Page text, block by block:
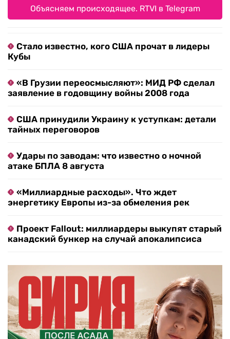
Объясняем происходящее. RTVI в Telegram
Стало известно, кого США прочат в лидеры
Кубы
«В Грузии переосмысляют»: МИД РФ сделал
заявление в годовщину войны 2008 года
США принудили Украину к уступкам: детали
тайных переговоров
Удары по заводам: что известно о ночной
атаке БПЛА 8 августа
«Миллиардные расходы». Что ждет
энергетику Европы из-за обмеления рек
Проект Fallout: миллиардеры выкупят старый
канадский бункер на случай апокалипсиса